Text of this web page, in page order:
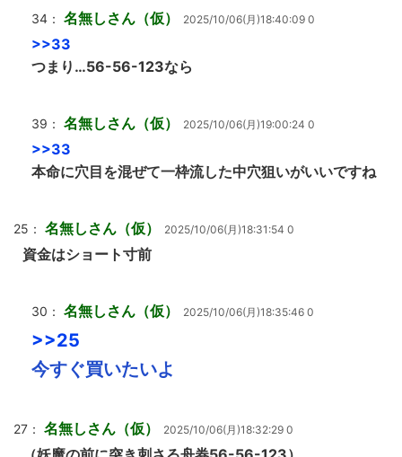
34： 名無しさん（仮） 2025/10/06(月)18:40:09 0
>>33
つまり…56-56-123なら
39： 名無しさん（仮） 2025/10/06(月)19:00:24 0
>>33
本命に穴目を混ぜて一枠流した中穴狙いがいいですね
25： 名無しさん（仮） 2025/10/06(月)18:31:54 0
資金はショート寸前
30： 名無しさん（仮） 2025/10/06(月)18:35:46 0
>>25
今すぐ買いたいよ
27： 名無しさん（仮） 2025/10/06(月)18:32:29 0